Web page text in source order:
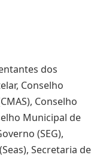
dos
Conselho
Conselho
Municipal de
(SEG),
Secretaria de